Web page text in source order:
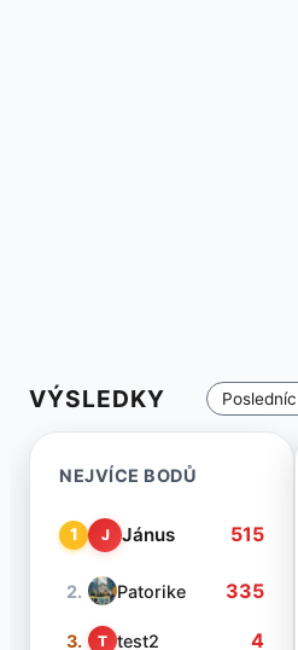
VÝSLEDKY
NEJVÍCE BODŮ
1 J Jánus 515
2. Patorike 335
3. T test2 4